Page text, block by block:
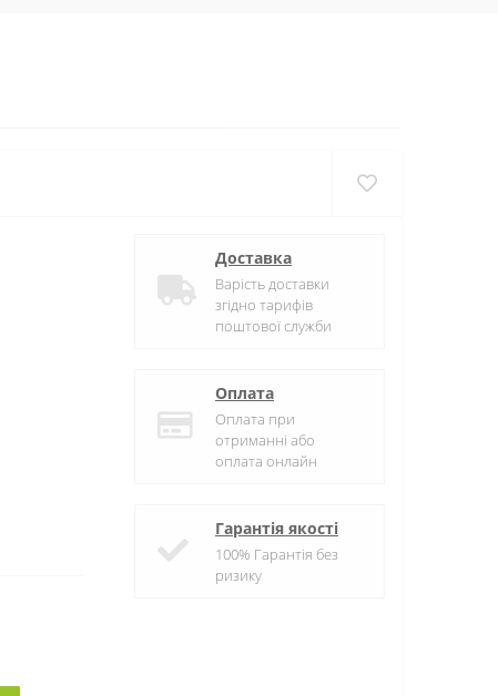
Доставка
Варість доставки
згідно тарифів
поштової служби
Оплата
Оплата при
отриманні або
оплата онлайн
Гарантія якості
100% Гарантія без
ризику